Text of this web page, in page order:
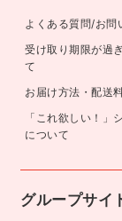
よくある質問/お問
受け取り期限が過
て
お届け方法・配送
「これ欲しい！」
について
グループサイ